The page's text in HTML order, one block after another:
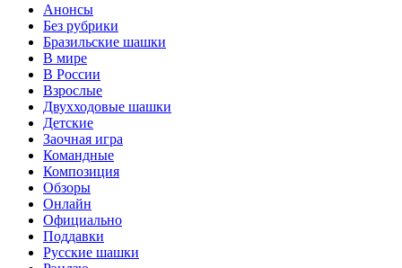
Анонсы
Без рубрики
Бразильские шашки
В мире
В России
Взрослые
Двухходовые шашки
Детские
Заочная игра
Командные
Композиция
Обзоры
Онлайн
Официально
Поддавки
Русские шашки